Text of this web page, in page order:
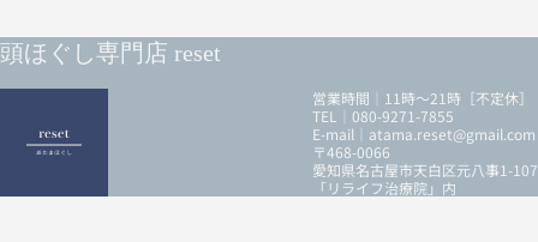
頭ほぐし専門店 reset
営業時間｜11時～21時［不定休］
TEL｜080-9271-7855
E-mail｜atama.reset@gmail.com
〒468-0066
愛知県名古屋市天白区元八事1-107
「リライフ治療院」内